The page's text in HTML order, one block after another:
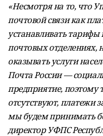
«Несмотря на то, что
почтовой связи как
устанавливать
почтовых
оказывать услуги
Почта России —
предприятие, поэтому
отсутствуют, платежи
мы будем принимать
директор УФПС